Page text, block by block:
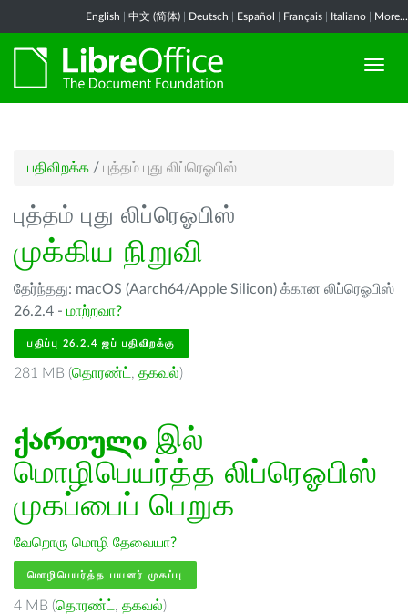
English 中文 (简体) Deutsch Español Français Italiano More...
பதிவிறக்க / புத்தம் புது லிப்ரெஓபிஸ்
புத்தம் புது லிப்ரெஓபிஸ்
முக்கிய நிறுவி
தேர்ந்தது: macOS (Aarch64/Apple Silicon) க்கான லிப்ரெஓபிஸ்
26.2.4 - மாற்றவா?
பதிப்பு 26.2.4 ஐப் பதிவிறக்கு
281 MB (தொரண்ட் , தகவல்)
ქართული இல்
மொழிபெயர்த்த லிப்ரெஓபிஸ்
முகப்பைப் பெறுக
வேறொரு மொழி தேவையா?
மொழிபெயர்த்த பயனர் முகப்பு
4 MB (தொரண்ட் , தகவல்)